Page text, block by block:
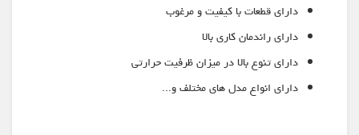
دارای قطعات با کیفیت و مرغوب
دارای راندمان کاری بالا
دارای تنوع بالا در میزان ظرفیت حرارتی
دارای انواع مدل های مختلف و...